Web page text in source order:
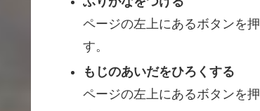
ページの左上にあるボタンを押
す。
もじのあいだをひろくする
ページの左上にあるボタンを押